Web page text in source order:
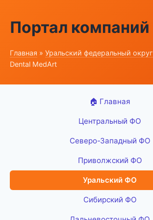
Портал компаний
Главная » Уральский федеральный округ
Dental MedArt
🏠 Главная
Центральный ФО
Северо-Западный ФО
Приволжский ФО
Уральский ФО
Сибирский ФО